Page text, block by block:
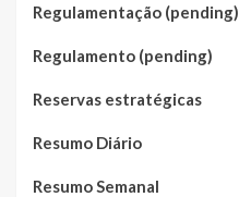
Regulamentação (pending)
Regulamento (pending)
Reservas estratégicas
Resumo Diário
Resumo Semanal